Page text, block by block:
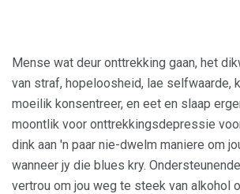
Mense wat deur onttrekking gaan, het
van straf, hopeloosheid, lae selfwaarde,
moeilik konsentreer, en eet en slaap
moontlik voor onttrekkingsdepressie
dink aan 'n paar nie-dwelm maniere om
wanneer jy die blues kry.
vertrou om jou weg te steek van alkohol